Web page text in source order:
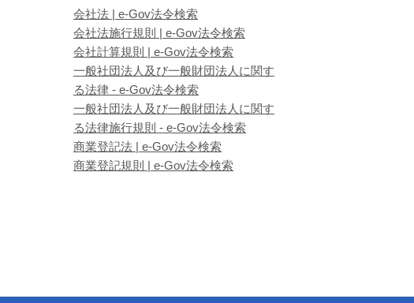
会社法 | e-Gov法令検索
会社法施行規則 | e-Gov法令検索
会社計算規則 | e-Gov法令検索
一般社団法人及び一般財団法人に関す
る法律 - e-Gov法令検索
一般社団法人及び一般財団法人に関す
る法律施行規則 - e-Gov法令検索
商業登記法 | e-Gov法令検索
商業登記規則 | e-Gov法令検索